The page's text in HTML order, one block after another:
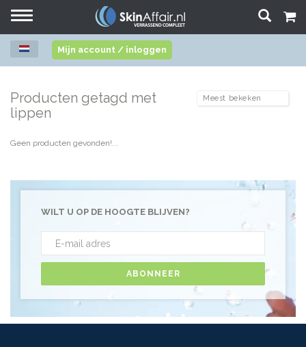
Toggle
Mijn account / inloggen
Producten getagd met
lippen
Geen producten gevonden!...
WILT U OP DE HOOGTE BLIJVEN?
ABONNEER